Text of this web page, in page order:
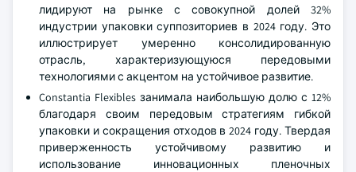
лидируют на рынке с совокупной долей 32%
индустрии упаковки суппозиториев в 2024 году. Это
иллюстрирует умеренно консолидированную
отрасль, характеризующуюся передовыми
технологиями с акцентом на устойчивое развитие.
Constantia Flexibles занимала наибольшую долю с 12%
благодаря своим передовым стратегиям гибкой
упаковки и сокращения отходов в 2024 году. Твердая
приверженность устойчивому развитию и
использование инновационных пленочных